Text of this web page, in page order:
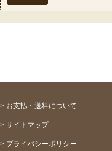
2026年07
2026年07
> お支払・送料について
> サイトマップ
> プライバシーポリシー